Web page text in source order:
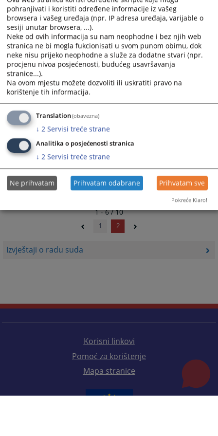
Izvještaji o radu suda
and
select
a
date.
Press
the
question
mark
key
to
get
the
keyboard
shortcuts
for
changing
dates.
and
select
a
date.
Press
the
mark
key
to
get
the
shortcuts
for
changing
dates.
02.03.2022.
Narativni izvještaj o radu suda u 2021. godini
21.02.2011.
Rad suda u 2010. godini
17.02.2010.
Ostvarena kolektivna norma za sud u 2009. godini
12.02.2010.
Tabelarni prikaz riješenih predmeta zaključno sa
2008.godinom
1 - 6 / 10
1 2
Korisni linkovi
Pomoć za korištenje
Mapa stranice
pohranjivati i koristiti određene informacije iz vašeg
browsera i vašeg uređaja (npr. IP adresa uređaja, varijable o
sesiji unutar browsera, ...).
Neke od ovih informacija su nam neophodne i bez njih web
stranica ne bi mogla fukcionisati u svom punom obimu, dok
neke nisu prijeko neophodne a služe za dodatne stvari (npr.
procjenu nivoa posjećenosti, budućeg usavršavanja
stranice...).
Na ovom mjestu možete dozvoliti ili uskratiti pravo na
korištenje tih informacija.
Translation(obavezna)
↓ 2 Servisi treće strane
Analitika o posjećenosti stranica
↓ 2 Servisi treće strane
Ne prihvatam Prihvatam odabrane Prihvatam sve
Pokreće Klaro!